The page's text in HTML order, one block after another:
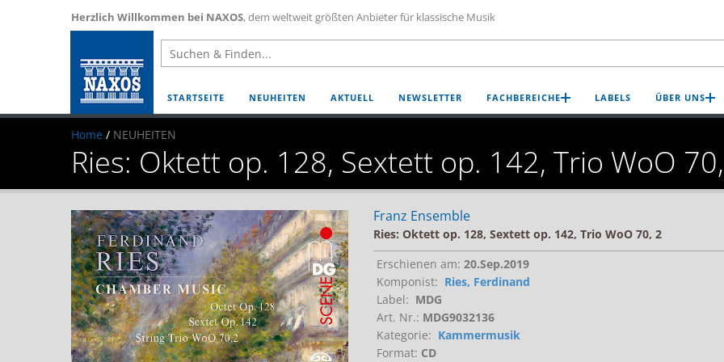
Herzlich Willkommen bei NAXOS, dem weltweit größten Anbieter für klassische Musik
STARTSEITE NEUHEITEN AKTUELL NEWSLETTER FACHBEREICHE LABELS ÜBER UNS
Home / NEUHEITEN
Ries: Oktett op. 128, Sextett op. 142, Trio WoO
Franz Ensemble
Ries: Oktett op. 128, Sextett op. 142, Trio WoO 70, 2
Erschienen am: 20.Sep.2019
Komponist: Ries, Ferdinand
Label: MDG
Art. Nr.: MDG9032136
Kategorie: Kammermusik
Format: CD